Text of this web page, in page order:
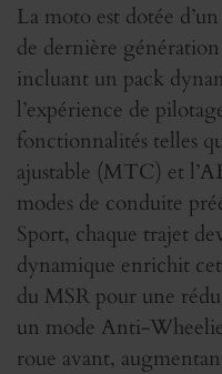
La moto est dotée
de dernière
incluant un pack
l’expérience de
fonctionnalités telles
ajustable (MTC) et
modes de conduite
Sport, chaque trajet
dynamique enrichit
du MSR pour une
un mode Anti-
roue avant,